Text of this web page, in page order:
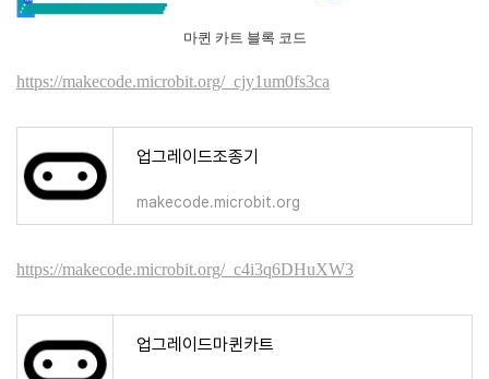
마퀸 카트 블록 코드
https://makecode.microbit.org/_cjy1um0fs3ca
업그레이드조종기
makecode.microbit.org
https://makecode.microbit.org/_c4i3q6DHuXW3
업그레이드마퀸카트